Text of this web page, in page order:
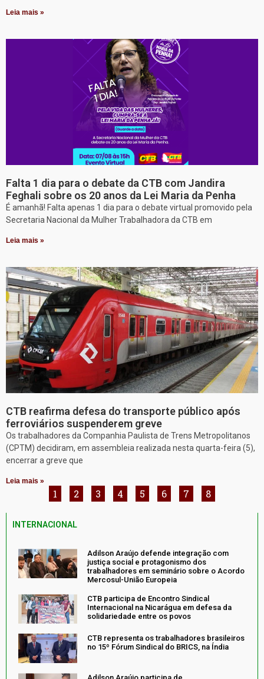
Leia mais »
Falta 1 dia para o debate da CTB com Jandira
Feghali sobre os 20 anos da Lei Maria da Penha
É amanhã! Falta apenas 1 dia para o debate virtual promovido pela
Secretaria Nacional da Mulher Trabalhadora da CTB em
Leia mais »
CTB reafirma defesa do transporte público após
ferroviários suspenderem greve
Os trabalhadores da Companhia Paulista de Trens Metropolitanos
(CPTM) decidiram, em assembleia realizada nesta quarta-feira (5),
encerrar a greve que
Leia mais »
1 2 3 4 5 6 7 8
INTERNACIONAL
Adilson Araújo defende integração com
justiça social e protagonismo dos
trabalhadores em seminário sobre o Acordo
Mercosul-União Europeia
CTB participa de Encontro Sindical
Internacional na Nicarágua em defesa da
solidariedade entre os povos
CTB representa os trabalhadores brasileiros
no 15º Fórum Sindical do BRICS, na Índia